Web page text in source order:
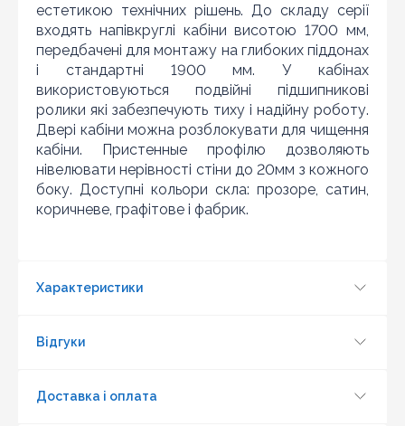
естетикою технічних рішень. До складу серії
входять напівкруглі кабіни висотою 1700 мм,
передбачені для монтажу на глибоких піддонах
і стандартні 1900 мм. У кабінах
використовуються подвійні підшипникові
ролики які забезпечують тиху і надійну роботу.
Двері кабіни можна розблокувати для чищення
кабіни. Пристенные профілю дозволяють
нівелювати нерівності стіни до 20мм з кожного
боку. Доступні кольори скла: прозоре, сатин,
коричневе, графітове і фабрик.
Характеристики
Відгуки
Доставка і оплата
Знайшли дешевше?
Шановні клієнти нашого магазину! Якщо ви блукаючи
по інтернету знайшли ціну потрібного Вам товару
дешевше ніж у нас ... дайте нам знати, і ми будемо
раді запропонувати вигіднішу для Вас ціну (за умови,
що товар даної моделі повинен бути у конкурента в
наявності і ціна на даний товар в іншому інтернет-
магазині актуальна і діюча)